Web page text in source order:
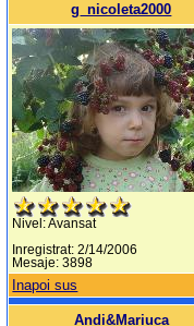
g_nicoleta2000
Nivel: Avansat
Inregistrat: 2/14/2006
Mesaje: 3898
Inapoi sus
Andi&Mariuca